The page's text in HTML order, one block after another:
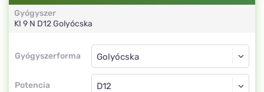
Gyógyszer
KI 9 N D12Golyócska
Gyógyszerforma
Gyógyszerforma
Potencia
Golyócska
D12